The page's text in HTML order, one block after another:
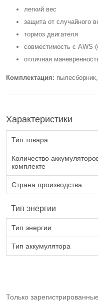
легкий вес
защита от случайного
тормоз двигателя
cовместимость с AWS
отличная
Комплектация:
Характеристики
Тип товара
Количество
комплекте
Страна производства
Тип энергии
Тип энергии
Тип аккумулятора
Только